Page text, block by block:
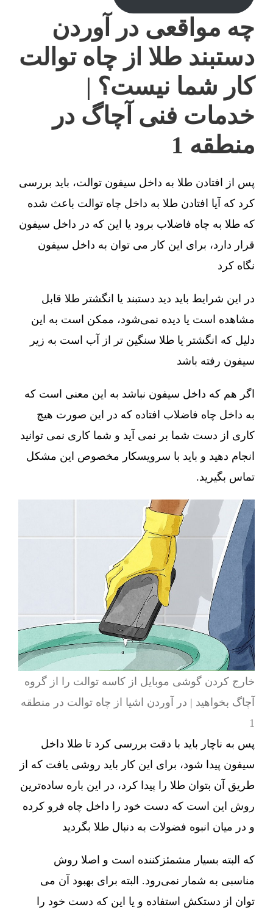
چه مواقعی در آوردن
دستبند طلا از چاه توالت
کار شما نیست؟ |
خدمات فنی آچاگ در
منطقه 1
پس از افتادن طلا به داخل سیفون توالت، باید بررسی
کرد که آیا افتادن طلا به داخل چاه توالت باعث شده
که طلا به چاه فاضلاب برود یا این که در داخل سیفون
قرار دارد، برای این کار می توان به داخل سیفون
نگاه کرد
در این شرایط باید دید دستبند یا انگشتر طلا قابل
مشاهده است یا دیده نمی‌شود، ممکن است به این
دلیل که انگشتر یا طلا سنگین تر از آب است به زیر
سیفون رفته باشد
اگر هم که داخل سیفون نباشد به این معنی است که
به داخل چاه فاضلاب افتاده که در این صورت هیچ
کاری از دست شما بر نمی آید و شما کاری نمی توانید
انجام دهید و باید با سرویسکار مخصوص این مشکل
تماس بگیرید.
خارج کردن گوشی موبایل از کاسه توالت را از گروه
آچاگ بخواهید | در آوردن اشیا از چاه توالت در منطقه
1
پس به ناچار باید با دقت بررسی کرد تا طلا داخل
سیفون پیدا شود، برای این کار باید روشی یافت که از
طریق آن بتوان طلا را پیدا کرد، در این باره ساده‌ترین
روش این است که دست خود را داخل چاه فرو کرده
و در میان انبوه فضولات به دنبال طلا بگردید
که البته بسیار مشمئزکننده است و اصلا روش
مناسبی به شمار نمی‌رود. البته برای بهبود آن می
توان از دستکش استفاده و یا این که دست خود را